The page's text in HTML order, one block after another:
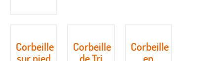
Corbeille
Corbeille
Corbeille